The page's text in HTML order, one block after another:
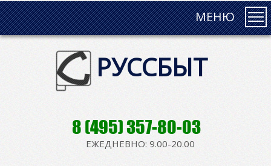
МЕНЮ
РУССБЫТ
8 (495) 357-80-03
ЕЖЕДНЕВНО: 9.00-20.00